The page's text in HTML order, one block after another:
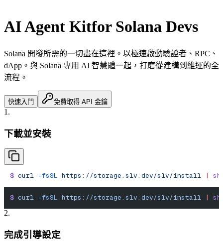
AI Agent Kitfor Solana Devs
Solana 開發所需的一切盡在這裡。 以極速啟動驗證者、RPC、
dApp。 與 Solana 專用 AI 智慧體一起，打磨從建構到維運的全
流程。
快速入門 免費取得 API 金鑰
1.
下載並安裝
$ curl -fsSL https://storage.slv.dev/slv/install | sh
$ curl -fsSL https://storage.slv.dev/slv/install |
sh
2.
完成引導設定